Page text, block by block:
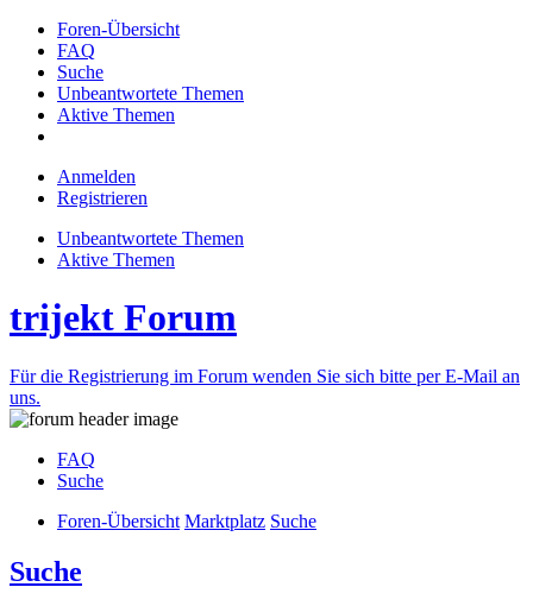
Foren-Übersicht
FAQ
Suche
Unbeantwortete Themen
Aktive Themen
Anmelden
Registrieren
Unbeantwortete Themen
Aktive Themen
trijekt Forum
Für die Registrierung im Forum wenden Sie sich bitte per E-Mail an
uns.
FAQ
Suche
Foren-Übersicht Marktplatz Suche
Suche